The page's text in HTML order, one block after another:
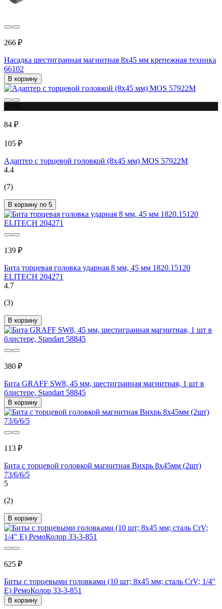
266 ₽
Насадка шестигранная магнитная 8x45 мм крепежная техника
66102
В корзину
84 ₽
105 ₽
Адаптер с торцевой головкой (8x45 мм) MOS 57922М
4.4
(7)
В корзину по 5
139 ₽
Бита торцевая головка ударная 8 мм, 45 мм 1820.15120
ELITECH 204271
4.7
(3)
В корзину
380 ₽
Бита GRAFF SW8, 45 мм, шестигранная магнитная, 1 шт в
блистере, Standart 58845
В корзину
113 ₽
Бита с торцевой головкой магнитная Вихрь 8х45мм (2шт)
73/6/6/5
5
(2)
В корзину
625 ₽
Биты с торцевыми головками (10 шт; 8х45 мм; сталь CrV; 1/4"
Е) РемоКолор 33-3-851
В корзину